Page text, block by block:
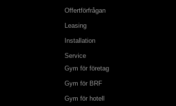
Offertförfrågan
Leasing
Installation
Service
Gym för företag
Gym för BRF
Gym för hotell